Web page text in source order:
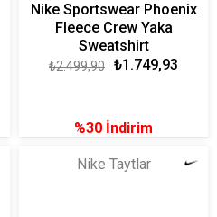
Nike Sportswear Phoenix
Fleece Crew Yaka
Sweatshirt
₺1.749,93
₺2.499,90
%30 İndirim
Nike Taytlar